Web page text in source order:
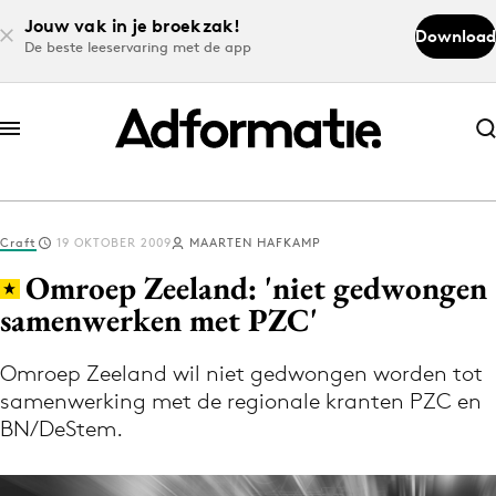
Jouw vak in je broekzak!
De beste leeservaring met de app
Download
Abonneer nu
Abonneer nu
Log in
Volg het laatste nieuws via de Adformatie
Nieuws app
Craft 19 OKTOBER 2009 MAARTEN HAFKAMP
Omroep Zeeland: 'niet gedwongen
samenwerken met PZC'
Omroep Zeeland wil niet gedwongen worden tot
samenwerking met de regionale kranten PZC en
BN/DeStem.